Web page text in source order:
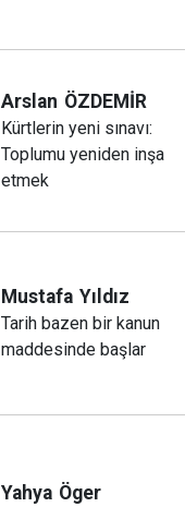
Arslan ÖZDEMİR
Kürtlerin yeni sınavı:
Toplumu yeniden inşa
etmek
Mustafa Yıldız
Tarih bazen bir kanun
maddesinde başlar
Yahya Öger